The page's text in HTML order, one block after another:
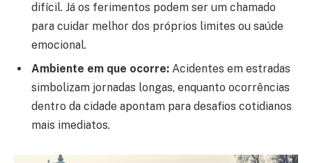
difícil. Já os ferimentos podem ser um chamado
para cuidar melhor dos próprios limites ou saúde
emocional.
Ambiente em que ocorre: Acidentes em estradas
simbolizam jornadas longas, enquanto ocorrências
dentro da cidade apontam para desafios cotidianos
mais imediatos.